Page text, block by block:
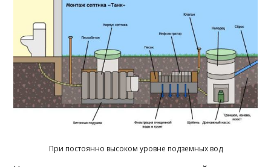
При постоянно высоком уровне подземных вод